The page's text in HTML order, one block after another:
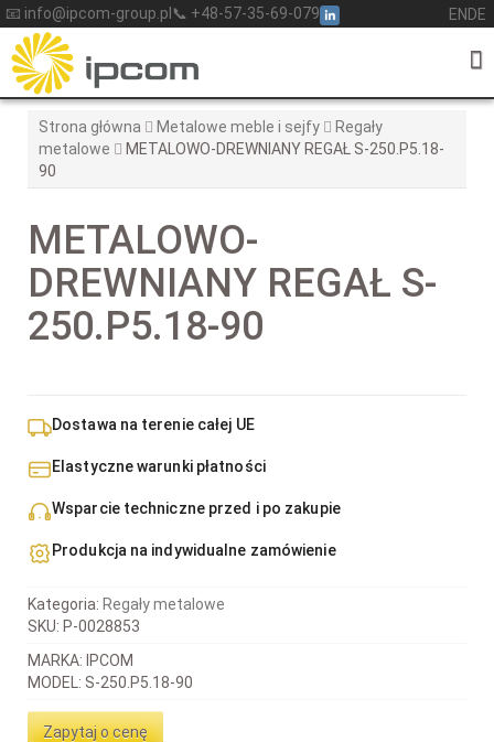
Skip
to
content
📧 info@ipcom-group.pl 📞 +48-57-35-69-079 EN DE
Strona główna Metalowe meble i sejfy
Regały
metalowe
METALOWO-DREWNIANY REGAŁ S-250.P5.18-
90
METALOWO-
DREWNIANY REGAŁ S-
250.P5.18-90
MARKA: IPCOM
MODEL: S-250.P5.18-90
Zapytaj o cenę
Dostawa na terenie całej UE
Elastyczne warunki płatności
Wsparcie techniczne przed i po zakupie
Produkcja na indywidualne zamówienie
SKU: P-0028853
Kategoria: Regały metalowe